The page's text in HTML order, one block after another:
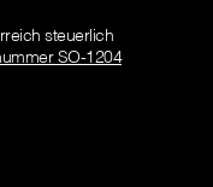
steuerlich
SO-1204